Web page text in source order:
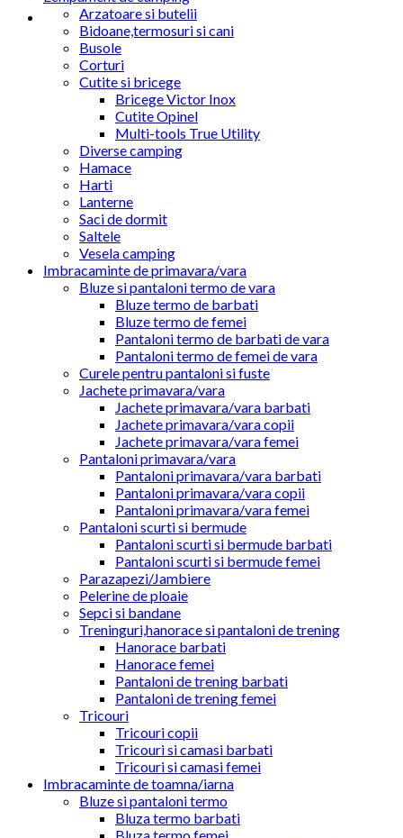
Arzatoare si butelii
Bidoane,termosuri si cani
Busole
Corturi
Cutite si bricege
Bricege Victor Inox
Cutite Opinel
Multi-tools True Utility
Diverse camping
Hamace
Harti
Lanterne
Saci de dormit
Saltele
Vesela camping
Imbracaminte de primavara/vara
Bluze si pantaloni termo de vara
Bluze termo de barbati
Bluze termo de femei
Pantaloni termo de barbati de vara
Pantaloni termo de femei de vara
Curele pentru pantaloni si fuste
Jachete primavara/vara
Jachete primavara/vara barbati
Jachete primavara/vara copii
Jachete primavara/vara femei
Pantaloni primavara/vara
Pantaloni primavara/vara barbati
Pantaloni primavara/vara copii
Pantaloni primavara/vara femei
Pantaloni scurti si bermude
Pantaloni scurti si bermude barbati
Pantaloni scurti si bermude femei
Parazapezi/Jambiere
Pelerine de ploaie
Sepci si bandane
Treninguri,hanorace si pantaloni de trening
Hanorace barbati
Hanorace femei
Pantaloni de trening barbati
Pantaloni de trening femei
Tricouri
Tricouri copii
Tricouri si camasi barbati
Tricouri si camasi femei
Imbracaminte de toamna/iarna
Bluze si pantaloni termo
Bluza termo barbati